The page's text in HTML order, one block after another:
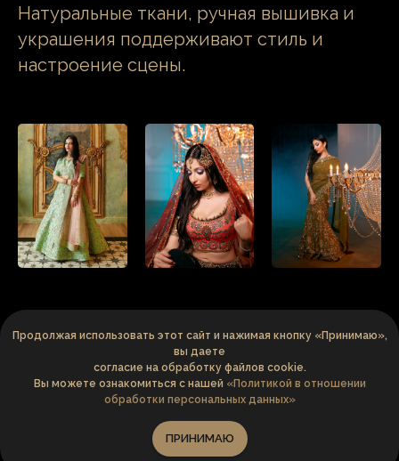
Позвонить
или написать
Натуральные ткани, ручная вышивка и
украшения поддерживают стиль и
настроение сцены.
Error get alias
Продолжая использовать этот сайт и нажимая кнопку «Принимаю»,
вы даете
согласие на обработку файлов cookie.
Вы можете ознакомиться с нашей «Политикой в отношении
обработки персональных данных»
ПРИНИМАЮ